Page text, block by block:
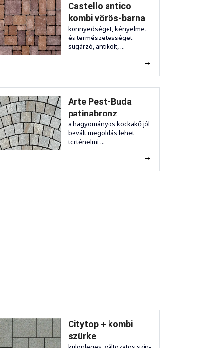
Castello antico
kombi vörös-barna
könnyedséget, kényelmet
és természetességet
sugárzó, antikolt, ...
Arte Pest-Buda
patinabronz
a hagyományos kockakő jól
bevált megoldás lehet
történelmi ...
Citytop + kombi
szürke